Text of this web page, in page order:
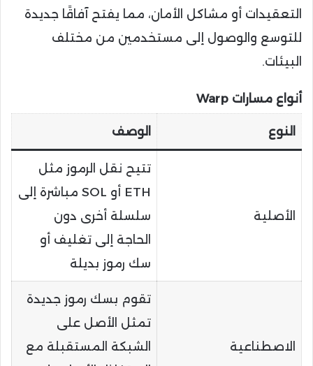
التعقيدات أو مشاكل الأمان، مما يفتح آفاقًا جديدة
للتوسع والوصول إلى مستخدمين من مختلف
البيئات.
أنواع مسارات Warp
النوع الوصف
الأصلية
تتيح نقل الرموز مثل
ETH أو SOL مباشرة إلى
سلسلة أخرى دون
الحاجة إلى تغليف أو
سك رموز بديلة
الاصطناعية
تقوم بسك رموز جديدة
تمثل الأصل على
الشبكة المستقبلة مع